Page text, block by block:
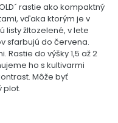
rastie ako kompaktný
vďaka ktorým je v
listy žltozelené, v lete
sfarbujú do červena.
do výšky 1,5 až 2
ho s kultivarmi
Môže byť
plot.